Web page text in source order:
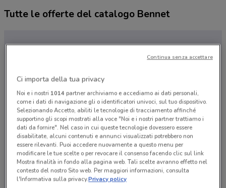
Tutte le offerte del catalogo Bennet
Ci dispiace, al momento non abbiamo pubblicato
volantini nella tua zona. Riprova più tardi.
Ci importa della tua privacy
Noi e i nostri 1014partner archiviamo e accediamo ai dati personali,
come i dati di navigazione gli o identificatori univoci, sul tuo dispositivo.
Selezionando Accetto, abiliti le tecnologie di tracciamento affinché
supportino gli scopi mostrati alla voce "Noi e i nostri partner trattiamo i
dati da fornire". Nel caso in cui queste tecnologie dovessero essere
disabilitate, alcuni contenuti e annunci visualizzati potrebbero non
essere rilevanti. Puoi accedere nuovamente a questo menu per
modificare le tue scelte o per revocare il consenso facendo clic sul link
Mostra finalità in fondo alla pagina web. Tali scelte avranno effetto nel
contesto del nostro Sito web. Per maggiori informazioni, consulta
l'Informativa sulla privacy.Privacy policy
Continua senza accettare